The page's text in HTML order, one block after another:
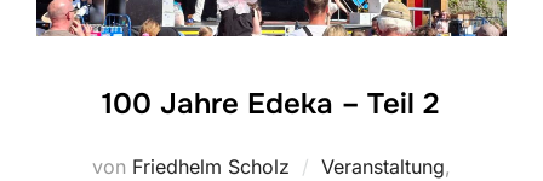
100 Jahre Edeka – Teil 2
von Friedhelm Scholz Veranstaltung,